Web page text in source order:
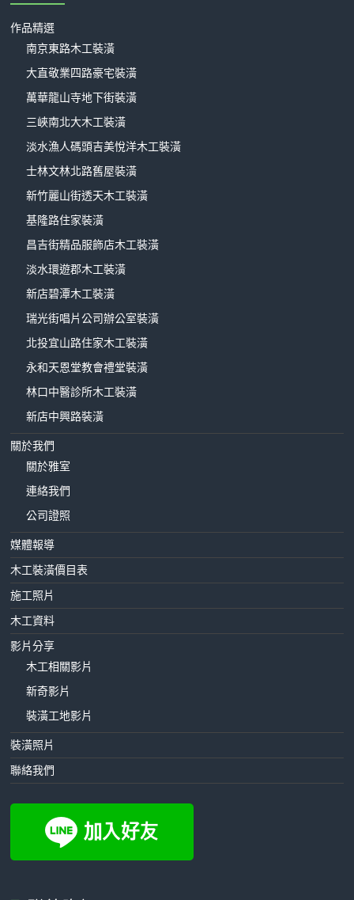
作品精選
南京東路木工裝潢
大直敬業四路豪宅裝潢
萬華龍山寺地下街裝潢
三峽南北大木工裝潢
淡水漁人碼頭吉美悅洋木工裝潢
士林文林北路舊屋裝潢
新竹麗山街透天木工裝潢
基隆路住家裝潢
昌吉街精品服飾店木工裝潢
淡水環遊郡木工裝潢
新店碧潭木工裝潢
瑞光街唱片公司辦公室裝潢
北投宜山路住家木工裝潢
永和天恩堂教會禮堂裝潢
林口中醫診所木工裝潢
新店中興路裝潢
關於我們
關於雅室
連絡我們
公司證照
媒體報導
木工裝潢價目表
施工照片
木工資料
影片分享
木工相關影片
新奇影片
裝潢工地影片
裝潢照片
聯絡我們